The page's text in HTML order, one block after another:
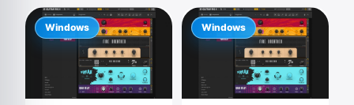
Windows Windows